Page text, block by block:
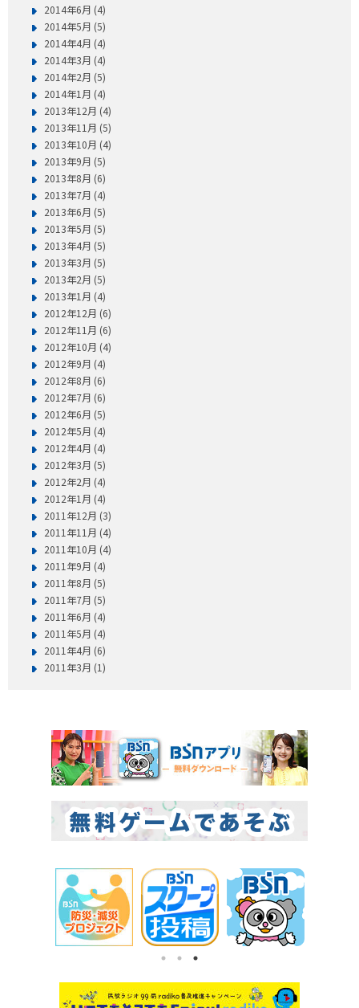
2014年6月 (4)
2014年5月 (5)
2014年4月 (4)
2014年3月 (4)
2014年2月 (5)
2014年1月 (4)
2013年12月 (4)
2013年11月 (5)
2013年10月 (4)
2013年9月 (5)
2013年8月 (6)
2013年7月 (4)
2013年6月 (5)
2013年5月 (5)
2013年4月 (5)
2013年3月 (5)
2013年2月 (5)
2013年1月 (4)
2012年12月 (6)
2012年11月 (6)
2012年10月 (4)
2012年9月 (4)
2012年8月 (6)
2012年7月 (6)
2012年6月 (5)
2012年5月 (4)
2012年4月 (4)
2012年3月 (5)
2012年2月 (4)
2012年1月 (4)
2011年12月 (3)
2011年11月 (4)
2011年10月 (4)
2011年9月 (4)
2011年8月 (5)
2011年7月 (5)
2011年6月 (4)
2011年5月 (4)
2011年4月 (6)
2011年3月 (1)